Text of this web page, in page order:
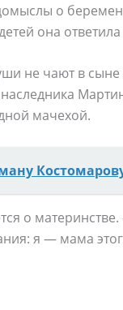
о
она ответила
не чают в
мачехой.
о
я — мама